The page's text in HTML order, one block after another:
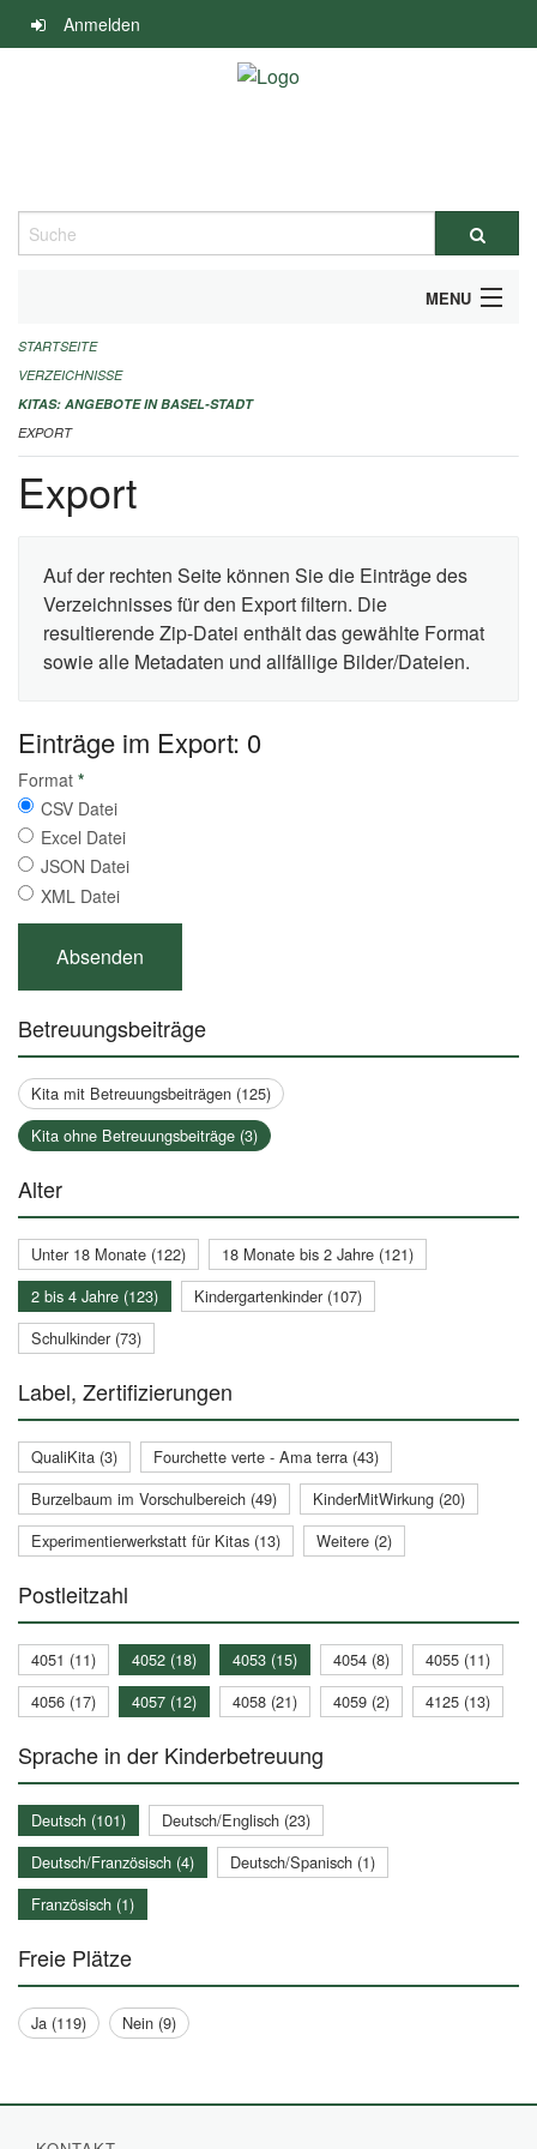
Navigation
überspringen
Anmelden
Suche
MENU
ALLGEMEINE INFORMATIONEN
IMPRESSUM
STARTSEITE
VERZEICHNISSE
KITAS: ANGEBOTE IN BASEL-STADT
EXPORT
Export
Auf der rechten Seite können Sie die Einträge des
Verzeichnisses für den Export filtern. Die
resultierende Zip-Datei enthält das gewählte Format
sowie alle Metadaten und allfällige Bilder/Dateien.
Einträge im Export: 0
Format *
CSV Datei
Excel Datei
JSON Datei
XML Datei
Betreuungsbeiträge
Kita mit Betreuungsbeiträgen (125)
Kita ohne Betreuungsbeiträge (3)
Alter
Unter 18 Monate (122)
18 Monate bis 2 Jahre (121)
2 bis 4 Jahre (123)
Kindergartenkinder (107)
Schulkinder (73)
Label, Zertifizierungen
QualiKita (3)
Fourchette verte - Ama terra (43)
Burzelbaum im Vorschulbereich (49)
KinderMitWirkung (20)
Experimentierwerkstatt für Kitas (13)
Weitere (2)
Postleitzahl
4051 (11) 4052 (18) 4053 (15) 4054 (8)
4055 (11)
4056 (17)
4057 (12) 4058 (21) 4059 (2) 4125 (13)
Sprache in der Kinderbetreuung
Deutsch (101)
Deutsch/Englisch (23)
Deutsch/Französisch (4)
Deutsch/Spanisch (1)
Französisch (1)
Freie Plätze
Ja (119) Nein (9)